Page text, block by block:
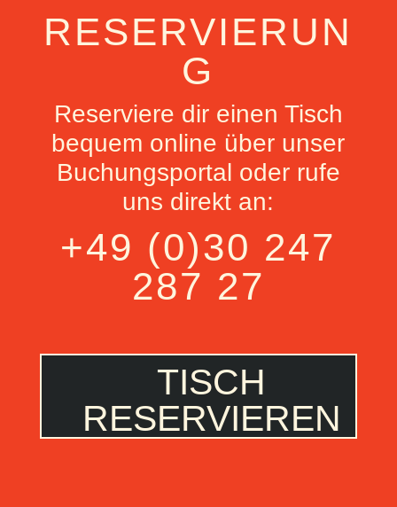
RESERVIERUN
G
Reserviere dir einen Tisch
bequem online über unser
Buchungsportal oder rufe
uns direkt an:
+49 (0)30 247
287 27
TISCH
RESERVIEREN